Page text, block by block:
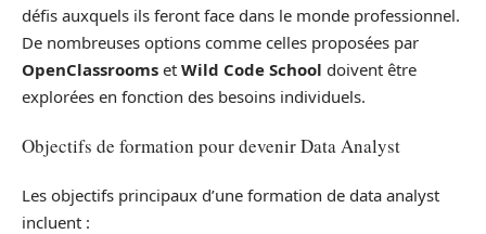
défis auxquels ils feront face dans le monde professionnel.
De nombreuses options comme celles proposées par
OpenClassrooms et Wild Code School doivent être
explorées en fonction des besoins individuels.
Objectifs de formation pour devenir Data Analyst
Les objectifs principaux d’une formation de data analyst
incluent :